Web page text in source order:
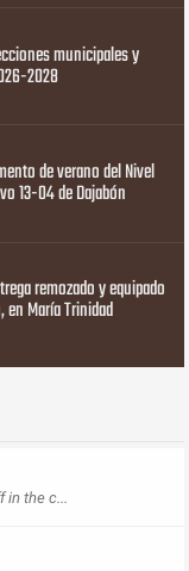
municipales y
2028
de verano del Nivel
13-04 de Dajabón
remozado y equipado
en María Trinidad
in the c...